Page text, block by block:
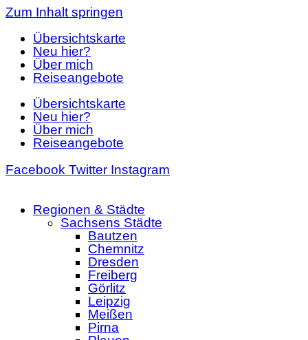
Zum Inhalt springen
Übersichtskarte
Neu hier?
Über mich
Reiseangebote
Übersichtskarte
Neu hier?
Über mich
Reiseangebote
Facebook Twitter Instagram
Regionen & Städte
Sachsens Städte
Bautzen
Chemnitz
Dresden
Freiberg
Görlitz
Leipzig
Meißen
Pirna